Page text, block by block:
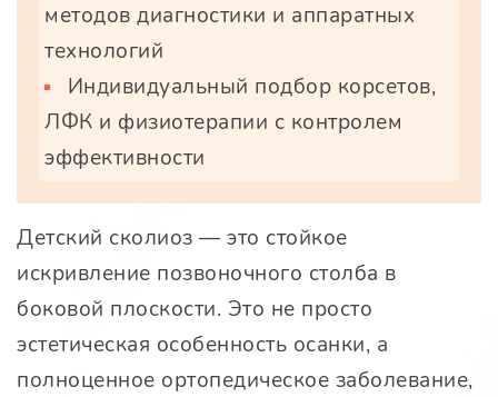
методов диагностики и аппаратных
технологий
Индивидуальный подбор корсетов,
ЛФК и физиотерапии с контролем
эффективности
Детский сколиоз — это стойкое
искривление позвоночного столба в
боковой плоскости. Это не просто
эстетическая особенность осанки, а
полноценное ортопедическое заболевание,